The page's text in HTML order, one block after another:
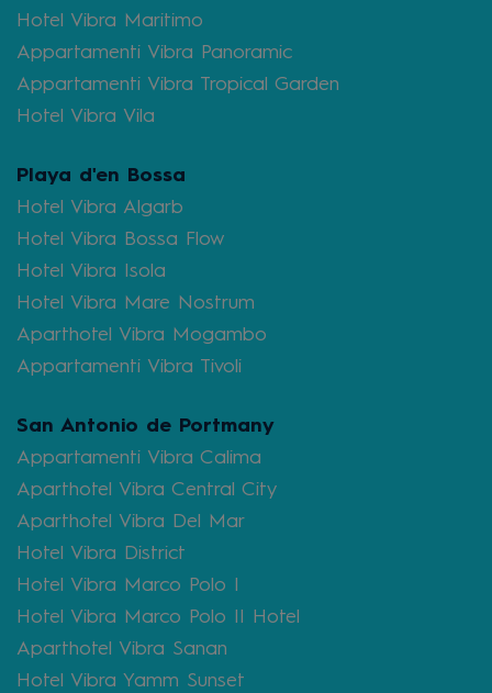
Hotel Vibra Maritimo
Appartamenti Vibra Panoramic
Appartamenti Vibra Tropical Garden
Hotel Vibra Vila
Playa d'en Bossa
Hotel Vibra Algarb
Hotel Vibra Bossa Flow
Hotel Vibra Isola
Hotel Vibra Mare Nostrum
Aparthotel Vibra Mogambo
Appartamenti Vibra Tivoli
San Antonio de Portmany
Appartamenti Vibra Calima
Aparthotel Vibra Central City
Aparthotel Vibra Del Mar
Hotel Vibra District
Hotel Vibra Marco Polo I
Hotel Vibra Marco Polo II Hotel
Aparthotel Vibra Sanan
Hotel Vibra Yamm Sunset